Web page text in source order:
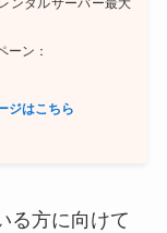
ンタルサーバー最大
ーン：
ジはこちら
る方に向けて